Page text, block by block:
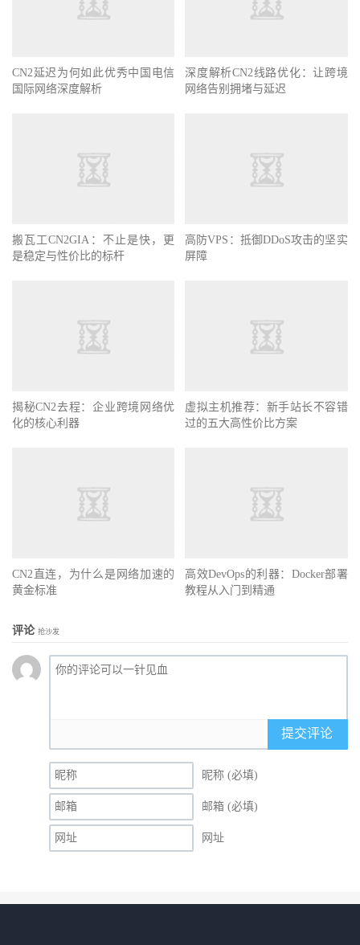
CN2延迟为何如此优秀中国电信
国际网络深度解析
深度解析CN2线路优化：让跨境
网络告别拥堵与延迟
搬瓦工CN2GIA：不止是快，更
是稳定与性价比的标杆
高防VPS：抵御DDoS攻击的坚实
屏障
揭秘CN2去程：企业跨境网络优
化的核心利器
虚拟主机推荐：新手站长不容错
过的五大高性价比方案
CN2直连，为什么是网络加速的
黄金标准
高效DevOps的利器：Docker部署
教程从入门到精通
评论 抢沙发
提交评论
昵称 (必填)
邮箱 (必填)
网址